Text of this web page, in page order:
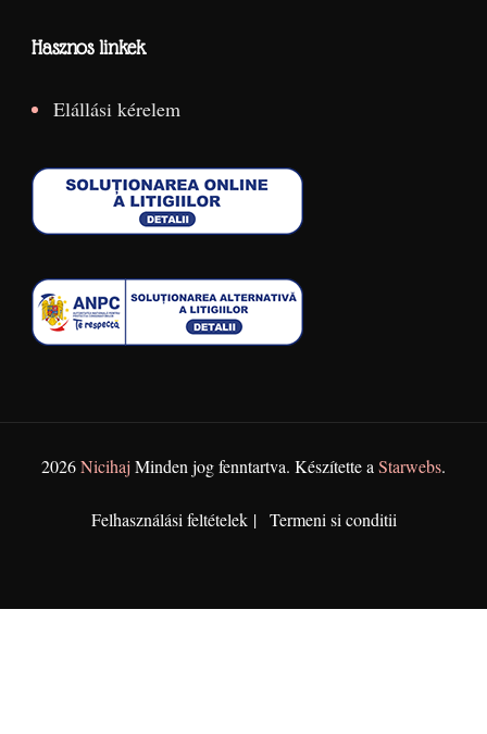
Hasznos linkek
Elállási kérelem
2026Nicihaj Minden jog fenntartva. Készítette aStarwebs.
Felhasználási feltételek Termeni si conditii